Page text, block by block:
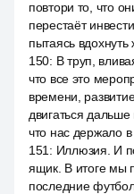
повтори то, что
перестаёт
пытаясь вдохнуть
150: В труп,
что все это
времени,
двигаться
что нас держало
151 : Иллюзия. И
ящик. В итоге мы
последние